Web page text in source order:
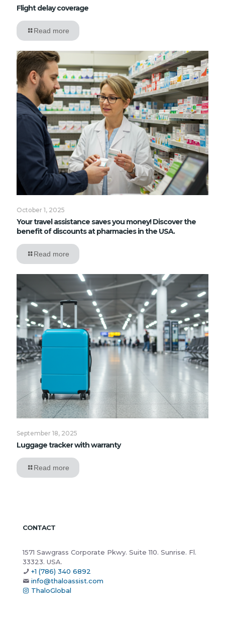
Flight delay coverage
Read more
October 1, 2025
Your travel assistance saves you money! Discover the
benefit of discounts at pharmacies in the USA.
Read more
September 18, 2025
Luggage tracker with warranty
Read more
CONTACT
1571 Sawgrass Corporate Pkwy. Suite 110. Sunrise. Fl.
33323. USA.
+1 (786) 340 6892
info@thaloassist.com
ThaloGlobal